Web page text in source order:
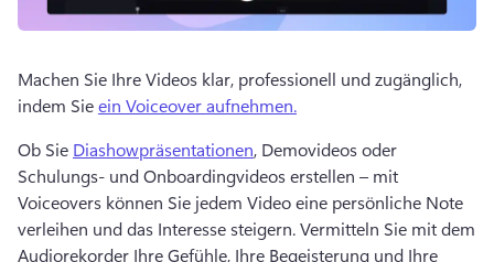
Machen Sie Ihre Videos klar, professionell und zugänglich,
indem Sie ein Voiceover aufnehmen.
Ob Sie Diashowpräsentationen, Demovideos oder
Schulungs- und Onboardingvideos erstellen – mit
Voiceovers können Sie jedem Video eine persönliche Note
verleihen und das Interesse steigern. Vermitteln Sie mit dem
Audiorekorder Ihre Gefühle, Ihre Begeisterung und Ihre